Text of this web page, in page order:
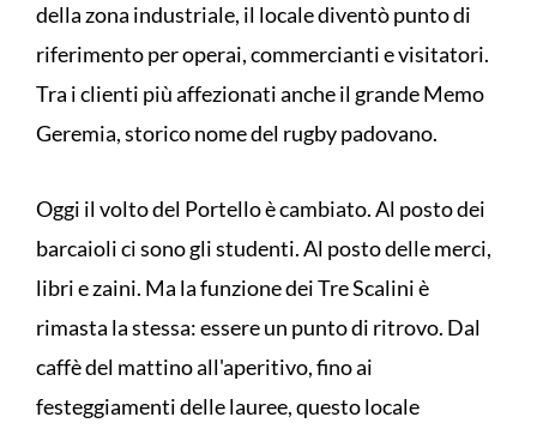
della zona industriale, il locale diventò punto di
riferimento per operai, commercianti e visitatori.
Tra i clienti più affezionati anche il grande Memo
Geremia, storico nome del rugby padovano.
Oggi il volto del Portello è cambiato. Al posto dei
barcaioli ci sono gli studenti. Al posto delle merci,
libri e zaini. Ma la funzione dei Tre Scalini è
rimasta la stessa: essere un punto di ritrovo. Dal
caffè del mattino all'aperitivo, fino ai
festeggiamenti delle lauree, questo locale